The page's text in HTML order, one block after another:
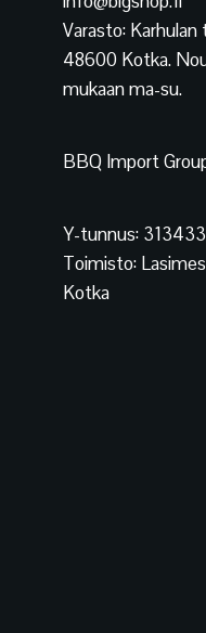
Varasto:
48600 Kotka.
mukaan ma-su.
BBQ Import
Y-tunnus:
Toimisto:
Kotka